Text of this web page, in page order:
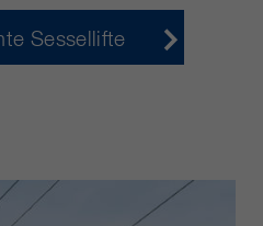
Sessellifte